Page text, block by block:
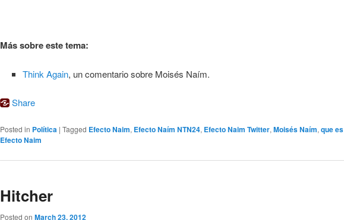
Más sobre este tema:
Think Again, un comentario sobre Moisés Naím.
Share
Posted in Política | Tagged Efecto Naim, Efecto Naím NTN24, Efecto Naim Twitter,Moisés Naím,que es
Efecto Naim
Hitcher
Posted on March 23, 2012